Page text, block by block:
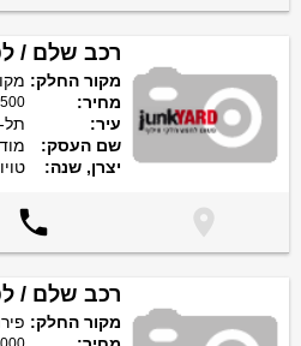
רכב שלם /
מקור החלק:
מחיר:
עיר:
שם העסק:
יצרן, שנה:


רכב שלם /
מקור החלק: